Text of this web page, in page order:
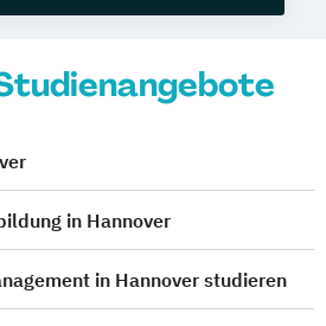
in Hannover
in Hannover studieren